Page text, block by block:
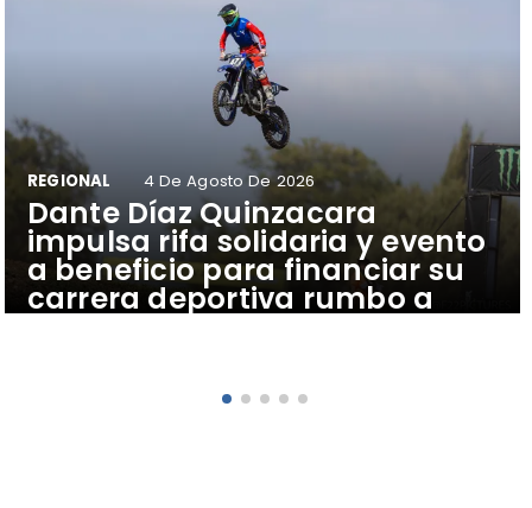
Dante Díaz Quinzacara
impulsa rifa solidaria y evento
a beneficio para financiar su
carrera deportiva rumbo a
Latinoamericano de Brasil.
REGIONAL 4 De Agosto De 2026